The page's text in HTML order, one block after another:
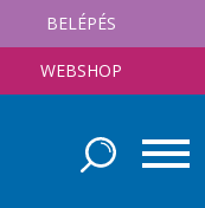
BELÉPÉS
WEBSHOP